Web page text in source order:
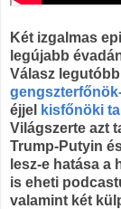
Két izgalmas
legújabb
Válasz
éjjel
kisfőnöki
Világszerte azt
Trump-Putyin
lesz-e hatása a
is eheti
valamint két